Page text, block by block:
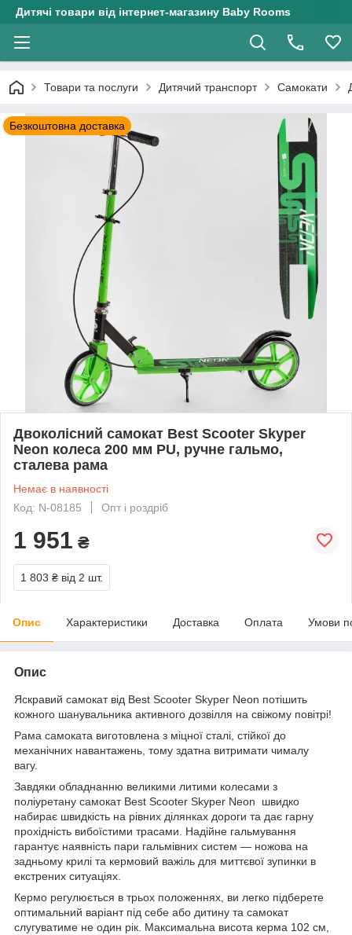
Дитячі товари від інтернет-магазину Baby Rooms
Товари та послуги Дитячий транспорт Самокати
Безкоштовна доставка
Двоколісний самокат Best Scooter Skyper
Neon колеса 200 мм PU, ручне гальмо,
сталева рама
Немає в наявності
Код: N-08185
Опт і роздріб
1 951 ₴
1 803 ₴ від 2 шт.
Опис Характеристики Доставка Оплата Умови
Опис
Яскравий самокат від Best Scooter Skyper Neon потішить
кожного шанувальника активного дозвілля на свіжому повітрі!
Рама самоката виготовлена з міцної сталі, стійкої до
механічних навантажень, тому здатна витримати чималу
вагу.
Завдяки обладнанню великими литими колесами з
поліуретану самокат Best Scooter Skyper Neon швидко
набирає швидкість на рівних ділянках дороги та дає гарну
прохідність вибоїстими трасами. Надійне гальмування
гарантує наявність пари гальмівних систем — ножова на
задньому крилі та кермовий важіль для миттєвої зупинки в
екстрених ситуаціях.
Кермо регулюється в трьох положеннях, ви легко підберете
оптимальний варіант під себе або дитину та самокат
слугуватиме не один рік. Максимальна висота керма 102 см,